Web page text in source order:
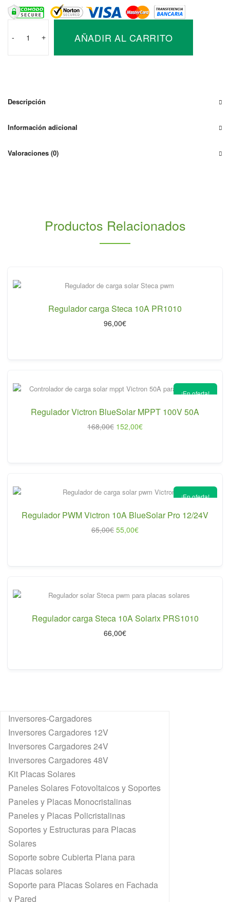
-Victron
(12V/24V/36V/48V)
+ AÑADIR AL CARRITO
Descripción
Información adicional
Valoraciones (0)
Productos Relacionados
Regulador carga Steca 10A PR1010
96,00€
¡En oferta!
Regulador Victron BlueSolar MPPT 100V 50A
168,00€ El
168,00€.
152,00€El
152,00€.
¡En oferta!
Regulador PWM Victron 10A BlueSolar Pro 12/24V
65,00€ El
65,00€.
55,00€El
55,00€.
Regulador carga Steca 10A Solarix PRS1010
66,00€
Inversores-Cargadores
Inversores Cargadores 12V
Inversores Cargadores 24V
Inversores Cargadores 48V
Kit Placas Solares
Paneles Solares Fotovoltaicos y Soportes
Paneles y Placas Monocristalinas
Paneles y Placas Policristalinas
Soportes y Estructuras para Placas
Solares
Soporte sobre Cubierta Plana para
Placas solares
Soporte para Placas Solares en Fachada
y Pared